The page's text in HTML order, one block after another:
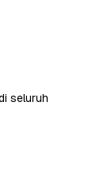
seluruh